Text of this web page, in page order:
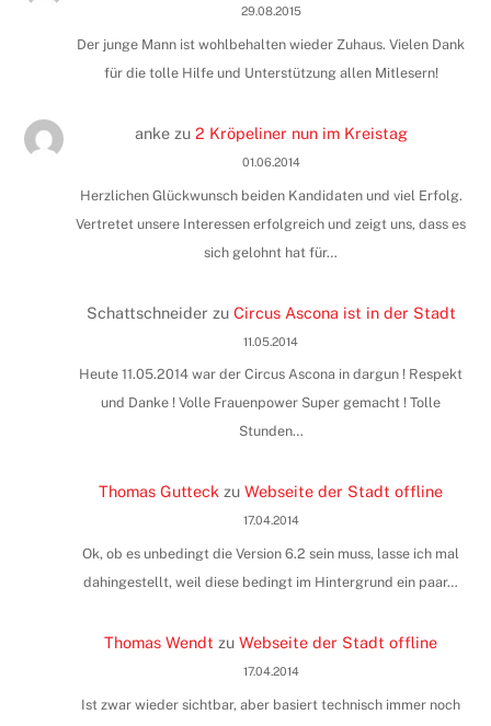
29.08.2015
Der junge Mann ist wohlbehalten wieder Zuhaus. Vielen Dank
für die tolle Hilfe und Unterstützung allen Mitlesern!
ankezu 2 Kröpeliner nun im Kreistag
01.06.2014
Herzlichen Glückwunsch beiden Kandidaten und viel Erfolg.
Vertretet unsere Interessen erfolgreich und zeigt uns, dass es
sich gelohnt hat für…
Schattschneider zu Circus Ascona ist in der Stadt
11.05.2014
Heute 11.05.2014 war der Circus Ascona in dargun ! Respekt
und Danke ! Volle Frauenpower Super gemacht ! Tolle
Stunden…
Thomas Gutteck zuWebseite der Stadt offline
17.04.2014
Ok, ob es unbedingt die Version 6.2 sein muss, lasse ich mal
dahingestellt, weil diese bedingt im Hintergrund ein paar…
Thomas Wendt zuWebseite der Stadt offline
17.04.2014
Ist zwar wieder sichtbar, aber basiert technisch immer noch